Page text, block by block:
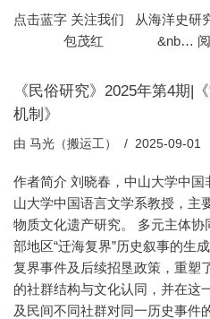
点击蓝字 关注我们 从海洋
包茂红 &nb…
《民俗研究》2025年第4期|
机制》
由 马光（搬运工） 2025-09-01
作者简介 刘晓春，中山大学中
山大学中国语言文学系教授，主
物质文化遗产研究。 多元主体
部地区“迁海复界”历史叙事的
复界事件及后续招垦政策，重塑
的社群结构与文化认同，并在这
及民间不同社群对同一历史事件